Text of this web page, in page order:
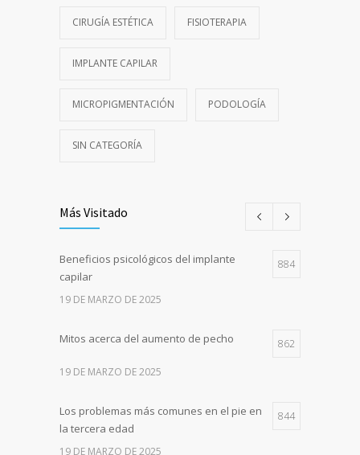
CIRUGÍA ESTÉTICA FISIOTERAPIA
IMPLANTE CAPILAR
MICROPIGMENTACIÓN PODOLOGÍA
SIN CATEGORÍA
Más Visitado
Beneficios psicológicos del implante
capilar
884
19 DE MARZO DE 2025
Mitos acerca del aumento de pecho 862
19 DE MARZO DE 2025
Los problemas más comunes en el pie en
la tercera edad
844
19 DE MARZO DE 2025